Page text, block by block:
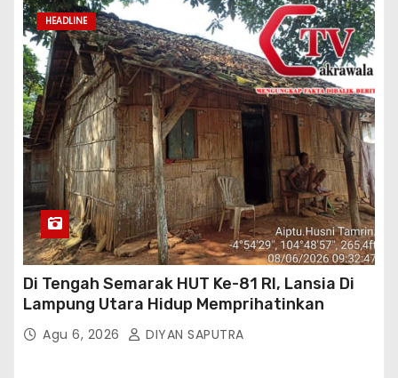
HEADLINE
Di Tengah Semarak HUT Ke-81 RI, Lansia Di
Lampung Utara Hidup Memprihatinkan
Agu 6, 2026 DIYAN SAPUTRA